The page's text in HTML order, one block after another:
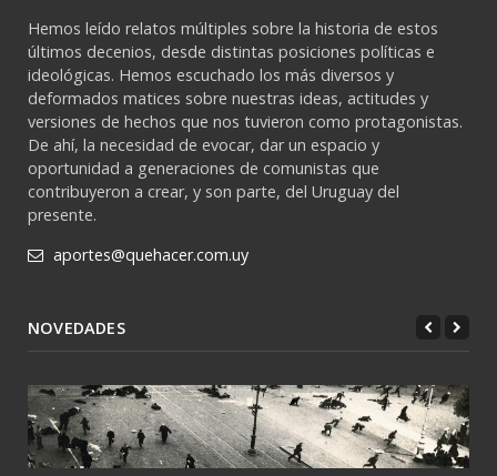
Hemos leído relatos múltiples sobre la historia de estos
últimos decenios, desde distintas posiciones políticas e
ideológicas. Hemos escuchado los más diversos y
deformados matices sobre nuestras ideas, actitudes y
versiones de hechos que nos tuvieron como protagonistas.
De ahí, la necesidad de evocar, dar un espacio y
oportunidad a generaciones de comunistas que
contribuyeron a crear, y son parte, del Uruguay del
presente.
aportes@quehacer.com.uy
NOVEDADES